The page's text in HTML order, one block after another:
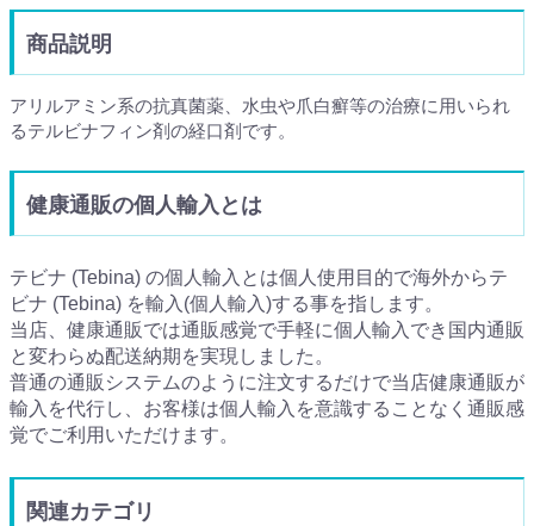
商品説明
アリルアミン系の抗真菌薬、水虫や爪白癬等の治療に用いられ
るテルビナフィン剤の経口剤です。
健康通販の個人輸入とは
テビナ (Tebina) の個人輸入とは個人使用目的で海外からテ
ビナ (Tebina) を輸入(個人輸入)する事を指します。
当店、健康通販では通販感覚で手軽に個人輸入でき国内通販
と変わらぬ配送納期を実現しました。
普通の通販システムのように注文するだけで当店健康通販が
輸入を代行し、お客様は個人輸入を意識することなく通販感
覚でご利用いただけます。
関連カテゴリ